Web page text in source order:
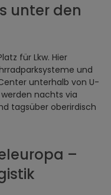
unter den
für Lkw. Hier
und
unterhalb von U-
nachts via
tagsüber oberirdisch
–